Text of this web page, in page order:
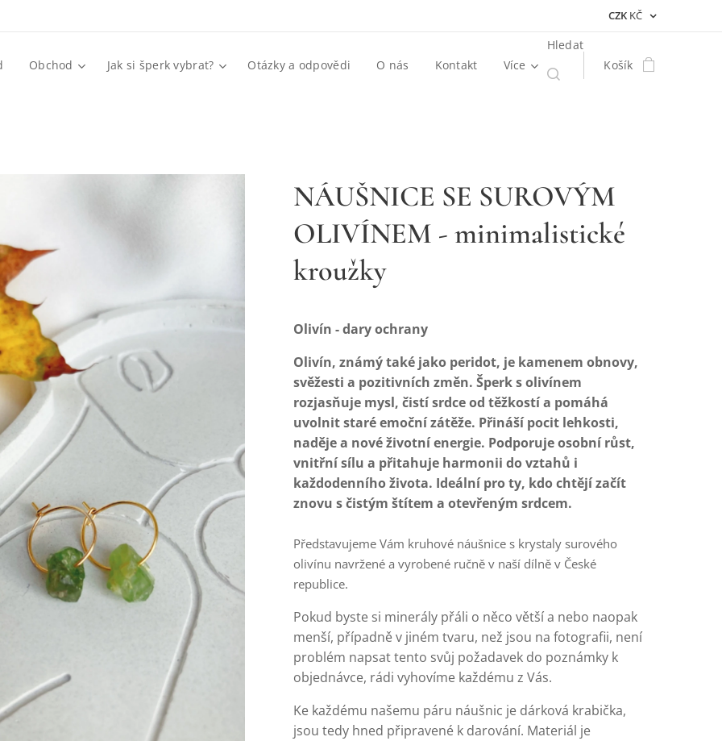
CZK KČ
Obchod Jak si šperk vybrat? Otázky a odpovědi O nás Kontakt Více
Hledat
Košík
NÁUŠNICE SE SUROVÝM
OLIVÍNEM - minimalistické
kroužky
Olivín - dary ochrany
Olivín, známý také jako peridot, je kamenem obnovy,
svěžesti a pozitivních změn. Šperk s olivínem
rozjasňuje mysl, čistí srdce od těžkostí a pomáhá
uvolnit staré emoční zátěže. Přináší pocit lehkosti,
naděje a nové životní energie. Podporuje osobní růst,
vnitřní sílu a přitahuje harmonii do vztahů i
každodenního života. Ideální pro ty, kdo chtějí začít
znovu s čistým štítem a otevřeným srdcem.
Představujeme Vám kruhové náušnice s krystaly surového
olivínu navržené a vyrobené ručně v naší dílně v České
republice.
Pokud byste si minerály přáli o něco větší a nebo naopak
menší, případně v jiném tvaru, než jsou na fotografii, není
problém napsat tento svůj požadavek do poznámky k
objednávce, rádi vyhovíme každému z Vás.
Ke každému našemu páru náušnic je dárková krabička,
jsou tedy hned připravené k darování. Materiál je